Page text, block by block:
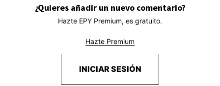
¿Quieres añadir un nuevo comentario?
Hazte EPY Premium, es gratuito.
Hazte Premium
INICIAR SESIÓN